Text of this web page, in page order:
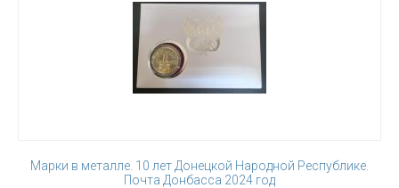
Марки в металле. 10 лет Донецкой Народной Республике.
Почта Донбасса 2024 год